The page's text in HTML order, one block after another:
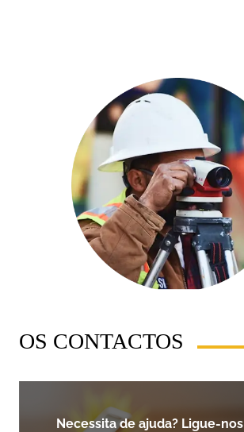
OS CONTACTOS
Necessita de ajuda? Ligue-nos